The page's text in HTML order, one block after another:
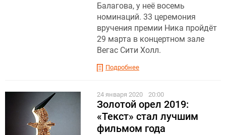
Балагова, у неё восемь
номинаций. 33 церемония
вручения премии Ника пройдёт
29 марта в концертном зале
Вегас Сити Холл.
Подробнее
24 января 2020 20:00
Золотой орел 2019:
«Текст» стал лучшим
фильмом года